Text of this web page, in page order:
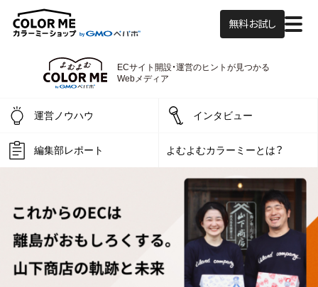
無料お試し
よむよむカラーミー
ECサイト開設・運営のヒントが見つかる
Webメディア
運営ノウハウ インタビュー
編集部レポート よむよむカラーミーとは？